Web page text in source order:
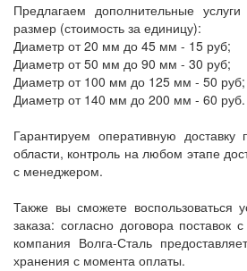
Предлагаем дополнительные
размер (стоимость за единицу):
Диаметр от 20 мм до 45 мм - 15 руб;
Диаметр от 50 мм до 90 мм - 30 руб;
Диаметр от 100 мм до 125 мм - 50 руб;
Диаметр от 140 мм до 200 мм - 60 руб.
Гарантируем оперативную
области, контроль на любом этапе
с менеджером.
Также вы сможете воспользоваться
заказа: согласно договора
компания Волга-Сталь
хранения с момента оплаты.